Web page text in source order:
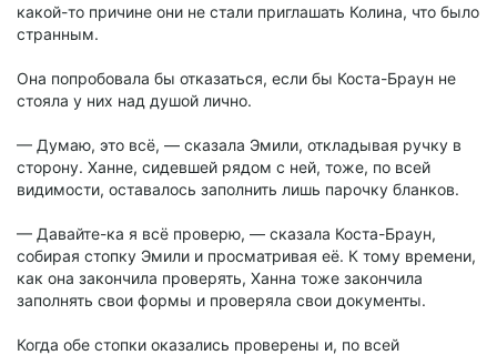
какой-то причине они не стали приглашать Колина, что было
странным.
Она попробовала бы отказаться, если бы Коста-Браун не
стояла у них над душой лично.
— Думаю, это всё, — сказала Эмили, откладывая ручку в
сторону. Ханне, сидевшей рядом с ней, тоже, по всей
видимости, оставалось заполнить лишь парочку бланков.
— Давайте-ка я всё проверю, — сказала Коста-Браун,
собирая стопку Эмили и просматривая её. К тому времени,
как она закончила проверять, Ханна тоже закончила
заполнять свои формы и проверяла свои документы.
Когда обе стопки оказались проверены и, по всей